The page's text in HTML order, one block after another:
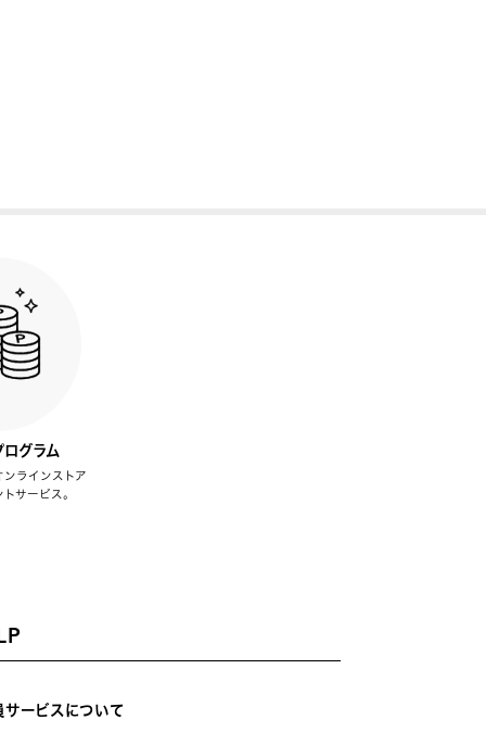
ログラム
ラインストア
サービス。
サービスについて